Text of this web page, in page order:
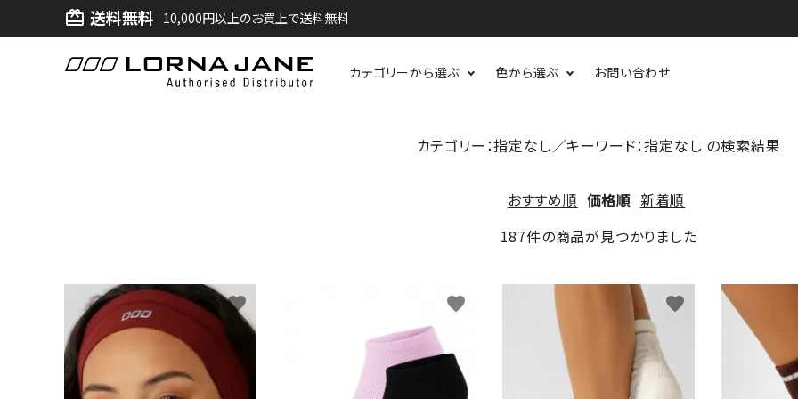
card_giftcard 送料無料 10,000円以上のお買上で送料無料
カテゴリーから選ぶ 色から選ぶ お問い合わせ
アイテムから探す
カテゴリー：指定なし／キーワード：指定なし の検索結果
おすすめ順 価格順 新着順
187件の商品が見つかりました
favorite favorite favorite